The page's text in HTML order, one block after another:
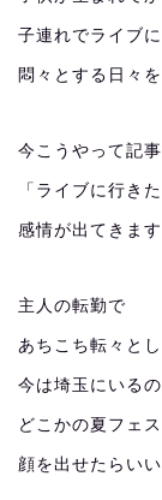
子連れでライブ
悶々とする日々
今こうやって記
「ライブに行き
感情が出てきます
主人の転勤で
あちこち転々と
今は埼玉にいる
どこかの夏フェ
顔を出せたらい